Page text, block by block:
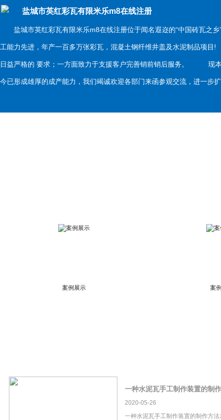
盐城市英红彩瓦有限米乐m8在线注册
盐城市英红彩瓦有限米乐m8在线注册位于闻名遐迩的“中国砖瓦之乡
工能力先进，年产一百多万张彩瓦，混凝土钢纤维井盖及水泥制品项
日益严格的 要求；一方面致力于支援客户完善销前销后服务。 现本
今已形成雄厚的成产能力，我们竭诚欢迎各部门来函参观交流，进一
案例展示 案
一种水泥瓦手工制作装置的制
2020-05-26
一种水泥瓦手工制作装置的制作方